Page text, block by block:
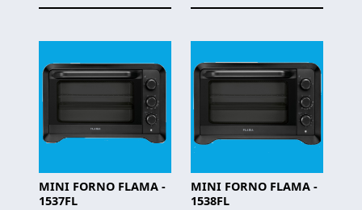
MINI FORNO FLAMA -
1537FL
MINI FORNO FLAMA -
1538FL